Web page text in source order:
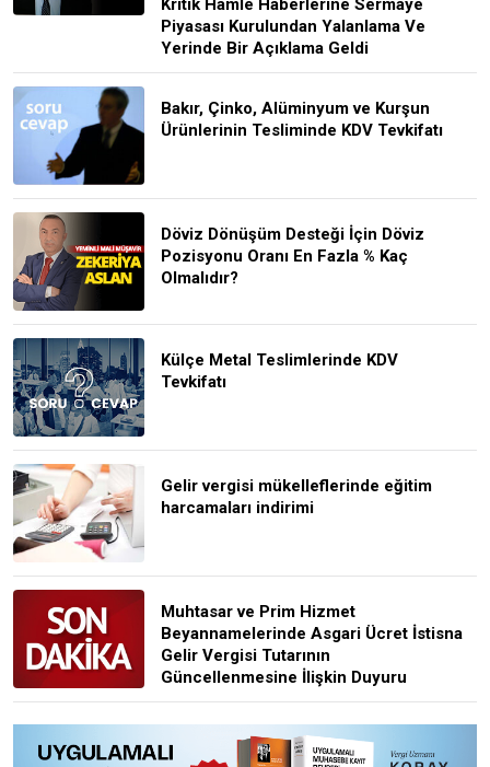
Kritik Hamle Haberlerine Sermaye
Piyasası Kurulundan Yalanlama Ve
Yerinde Bir Açıklama Geldi
Bakır, Çinko, Alüminyum ve Kurşun
Ürünlerinin Tesliminde KDV Tevkifatı
Döviz Dönüşüm Desteği İçin Döviz
Pozisyonu Oranı En Fazla % Kaç
Olmalıdır?
Külçe Metal Teslimlerinde KDV
Tevkifatı
Gelir vergisi mükelleflerinde eğitim
harcamaları indirimi
Muhtasar ve Prim Hizmet
Beyannamelerinde Asgari Ücret İstisna
Gelir Vergisi Tutarının
Güncellenmesine İlişkin Duyuru